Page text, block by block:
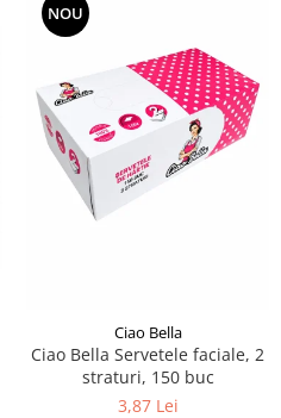
NOU
Ciao Bella
Ciao Bella Servetele faciale, 2
straturi, 150 buc
3,87 Lei